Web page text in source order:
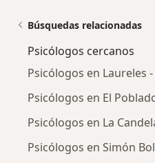
Búsquedas relacionadas
Psicólogos cercanos
Psicólogos en Laureles
Psicólogos en El
Psicólogos en La
Psicólogos en Simón